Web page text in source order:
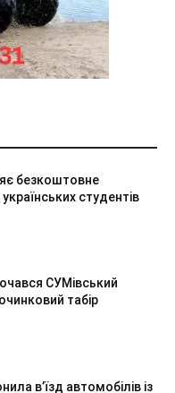
безкоштовне
студентів
СУМівський
табір
в’їзд автомобілів із